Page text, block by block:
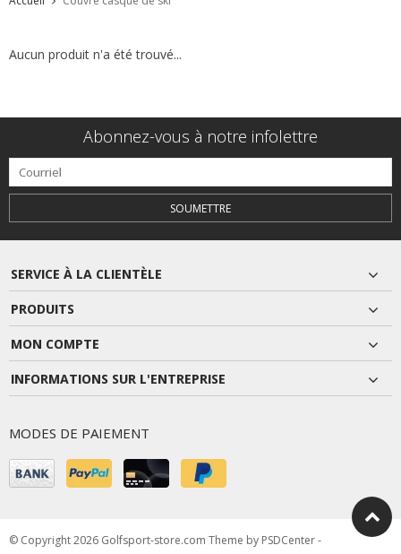
Aucun produit n'a été trouvé...
Abonnez-vous à notre infolettre
SOUMETTRE
SERVICE À LA CLIENTÈLE
PRODUITS
MON COMPTE
INFORMATIONS SUR L'ENTREPRISE
MODES DE PAIEMENT
© Copyright 2026 Golfsport-store.com Theme by PSDCenter-